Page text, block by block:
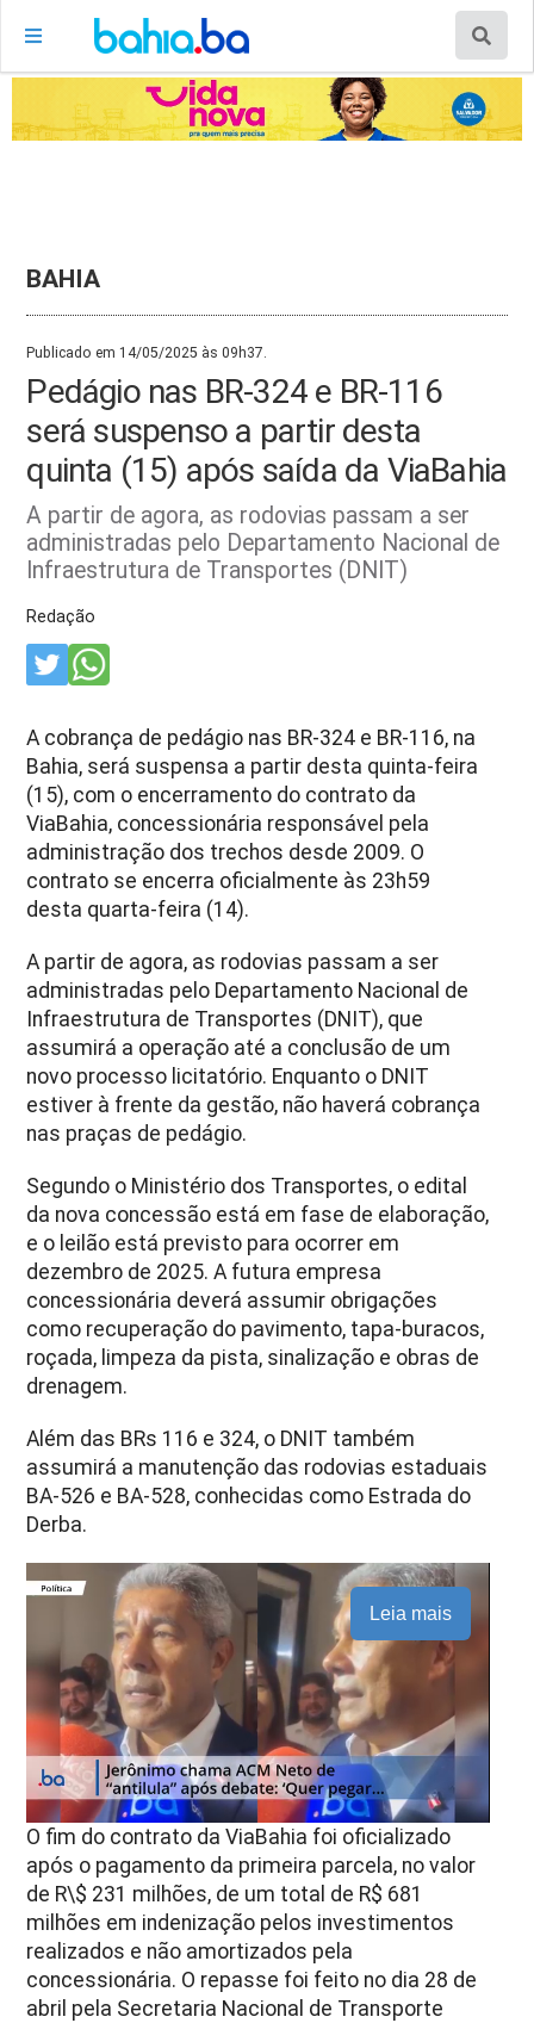
BAHIA
Publicado em 14/05/2025 às 09h37.
Pedágio nas BR-324 e BR-116
será suspenso a partir desta
quinta (15) após saída da ViaBahia
A partir de agora, as rodovias passam a ser
administradas pelo Departamento Nacional de
Infraestrutura de Transportes (DNIT)
Redação
A cobrança de pedágio nas BR-324 e BR-116, na
Bahia, será suspensa a partir desta quinta-feira
(15), com o encerramento do contrato da
ViaBahia, concessionária responsável pela
administração dos trechos desde 2009. O
contrato se encerra oficialmente às 23h59
desta quarta-feira (14).
A partir de agora, as rodovias passam a ser
administradas pelo Departamento Nacional de
Infraestrutura de Transportes (DNIT), que
assumirá a operação até a conclusão de um
novo processo licitatório. Enquanto o DNIT
estiver à frente da gestão, não haverá cobrança
nas praças de pedágio.
Segundo o Ministério dos Transportes, o edital
da nova concessão está em fase de elaboração,
e o leilão está previsto para ocorrer em
dezembro de 2025. A futura empresa
concessionária deverá assumir obrigações
como recuperação do pavimento, tapa-buracos,
roçada, limpeza da pista, sinalização e obras de
drenagem.
Além das BRs 116 e 324, o DNIT também
assumirá a manutenção das rodovias estaduais
BA-526 e BA-528, conhecidas como Estrada do
Derba.
Leia mais
O fim do contrato da ViaBahia foi oficializado
após o pagamento da primeira parcela, no valor
de R\$ 231 milhões, de um total de R$ 681
milhões em indenização pelos investimentos
realizados e não amortizados pela
concessionária. O repasse foi feito no dia 28 de
abril pela Secretaria Nacional de Transporte